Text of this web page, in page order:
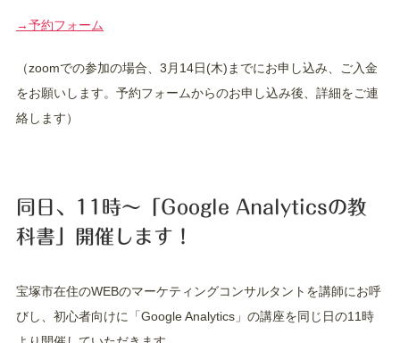
→予約フォーム
（zoomでの参加の場合、3月14日(木)までにお申し込み、ご入金
をお願いします。予約フォームからのお申し込み後、詳細をご連
絡します）
同日、11時〜「Google Analyticsの教
科書」開催します！
宝塚市在住のWEBのマーケティングコンサルタントを講師にお呼
びし、初心者向けに「Google Analytics」の講座を同じ日の11時